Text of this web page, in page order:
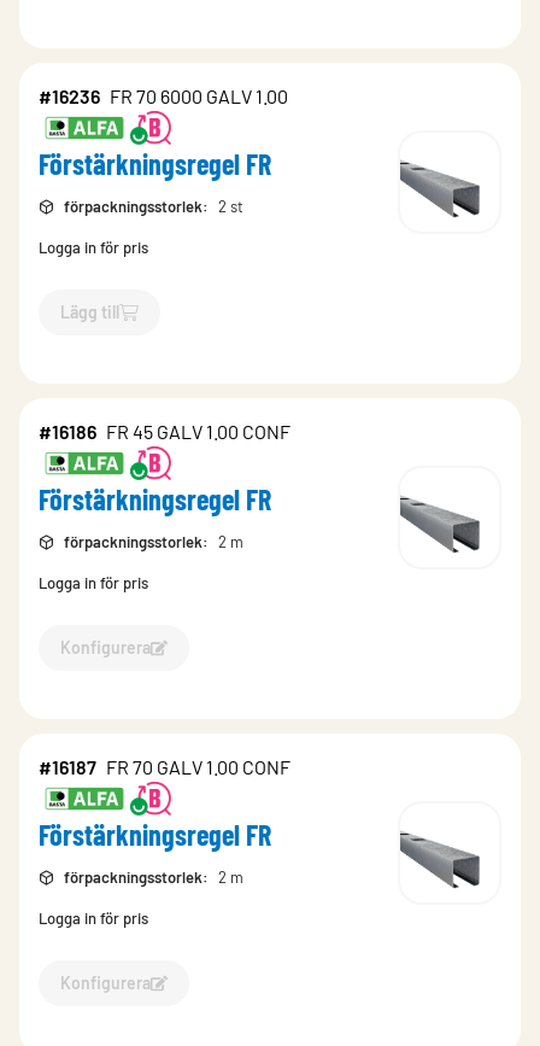
#16236 FR 70 6000 GALV 1.00
Förstärkningsregel FR
förpackningsstorlek: 2 st
Logga in för pris
Lägg till
`$Lägg till
#16186 FR 45 GALV 1.00 CONF
Förstärkningsregel FR
förpackningsstorlek: 2 m
Logga in för pris
Konfigurera
Konfigurera Förstärkningsregel FR-16186
#16187 FR 70 GALV 1.00 CONF
Förstärkningsregel FR
förpackningsstorlek: 2 m
Logga in för pris
Konfigurera
Konfigurera Förstärkningsregel FR-16187